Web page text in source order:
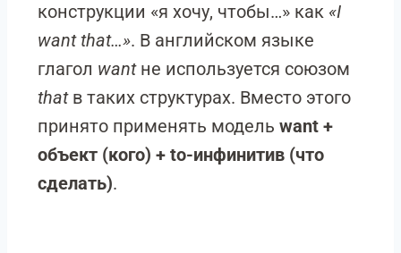
конструкции «я хочу, чтобы…» как «I
want that…». В английском языке
глагол wantне используется союзом
thatв таких структурах. Вместо этого
принято применять модель want +
объект (кого) + to-инфинитив (что
сделать).